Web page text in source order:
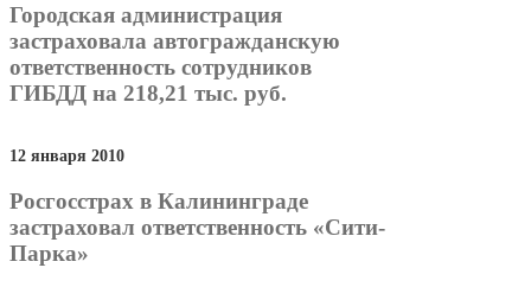
Городская администрация
застраховала автогражданскую
ответственность сотрудников
ГИБДД на 218,21 тыс. руб.
12 января 2010
Росгосстрах в Калининграде
застраховал ответственность «Сити-
Парка»